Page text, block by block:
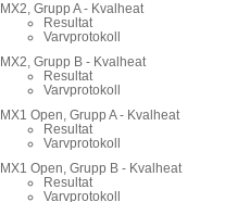
MX2, Grupp A - Kvalheat
Resultat
Varvprotokoll
MX2, Grupp B - Kvalheat
Resultat
Varvprotokoll
MX1 Open, Grupp A - Kvalheat
Resultat
Varvprotokoll
MX1 Open, Grupp B - Kvalheat
Resultat
Varvprotokoll